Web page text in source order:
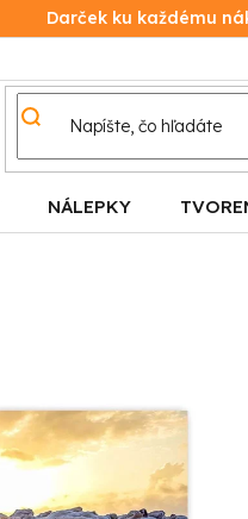
Darček ku každému
NÁLEPKY